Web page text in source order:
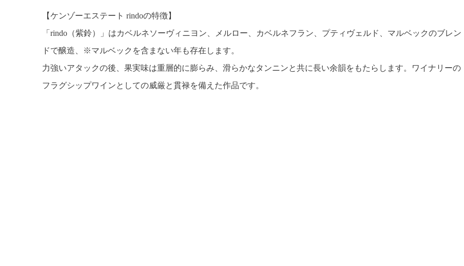
【ケンゾーエステート rindoの特徴】
「rindo（紫鈴）」はカベルネソーヴィニヨン、メルロー、カベルネフラン、プティヴェルド、マルベックのブレン
ドで醸造、※マルベックを含まない年も存在します。
力強いアタックの後、果実味は重層的に膨らみ、滑らかなタンニンと共に長い余韻をもたらします。ワイナリーの
フラグシップワインとしての威厳と貫禄を備えた作品です。